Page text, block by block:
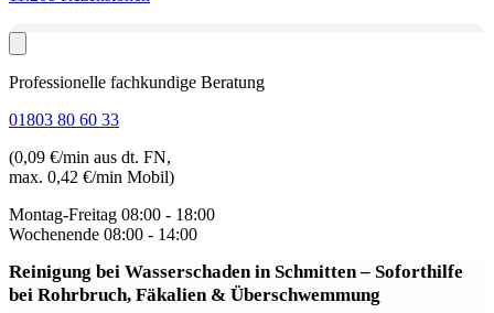
Professionelle fachkundige Beratung
01803 80 60 33
(0,09 €/min aus dt. FN,
max. 0,42 €/min Mobil)
Montag-Freitag 08:00 - 18:00
Wochenende 08:00 - 14:00
Reinigung bei Wasserschaden in Schmitten– Soforthilfe
bei Rohrbruch, Fäkalien & Überschwemmung